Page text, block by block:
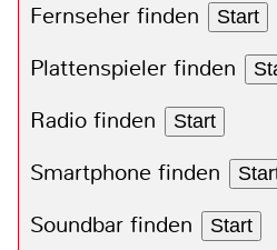
Fernseher finden Start
Plattenspieler finden
Radio finden Start
Smartphone finden
Soundbar finden Start